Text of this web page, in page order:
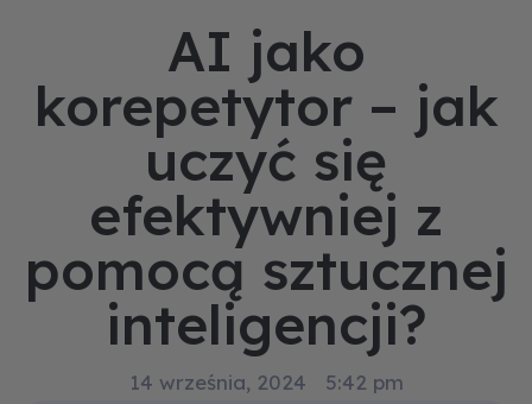
AI jako
korepetytor – jak
uczyć się
efektywniej z
pomocą sztucznej
inteligencji?
14 września, 2024 5:42 pm